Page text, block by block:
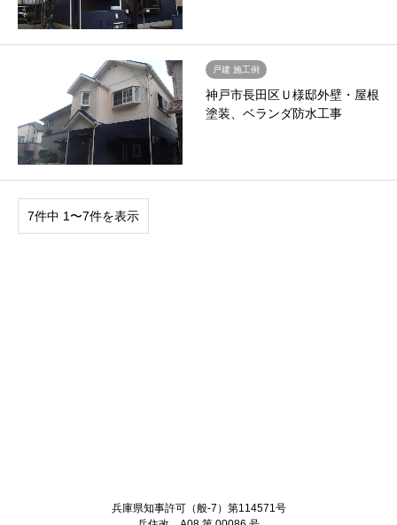
戸建 施工例
神戸市長田区Ｕ様邸外壁・屋根
塗装、ベランダ防水工事
7件中 1〜7件を表示
兵庫県知事許可（般-7）第114571号